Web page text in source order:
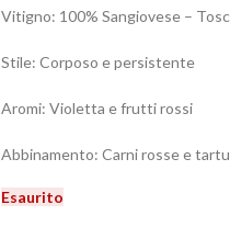
Vitigno: 100% Sangiovese –
Stile: Corposo e persistente
Aromi: Violetta e frutti rossi
Abbinamento: Carni rosse e
Esaurito